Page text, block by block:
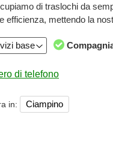
di traslochi da
efficienza, mettendo la
base
in: Ciampino